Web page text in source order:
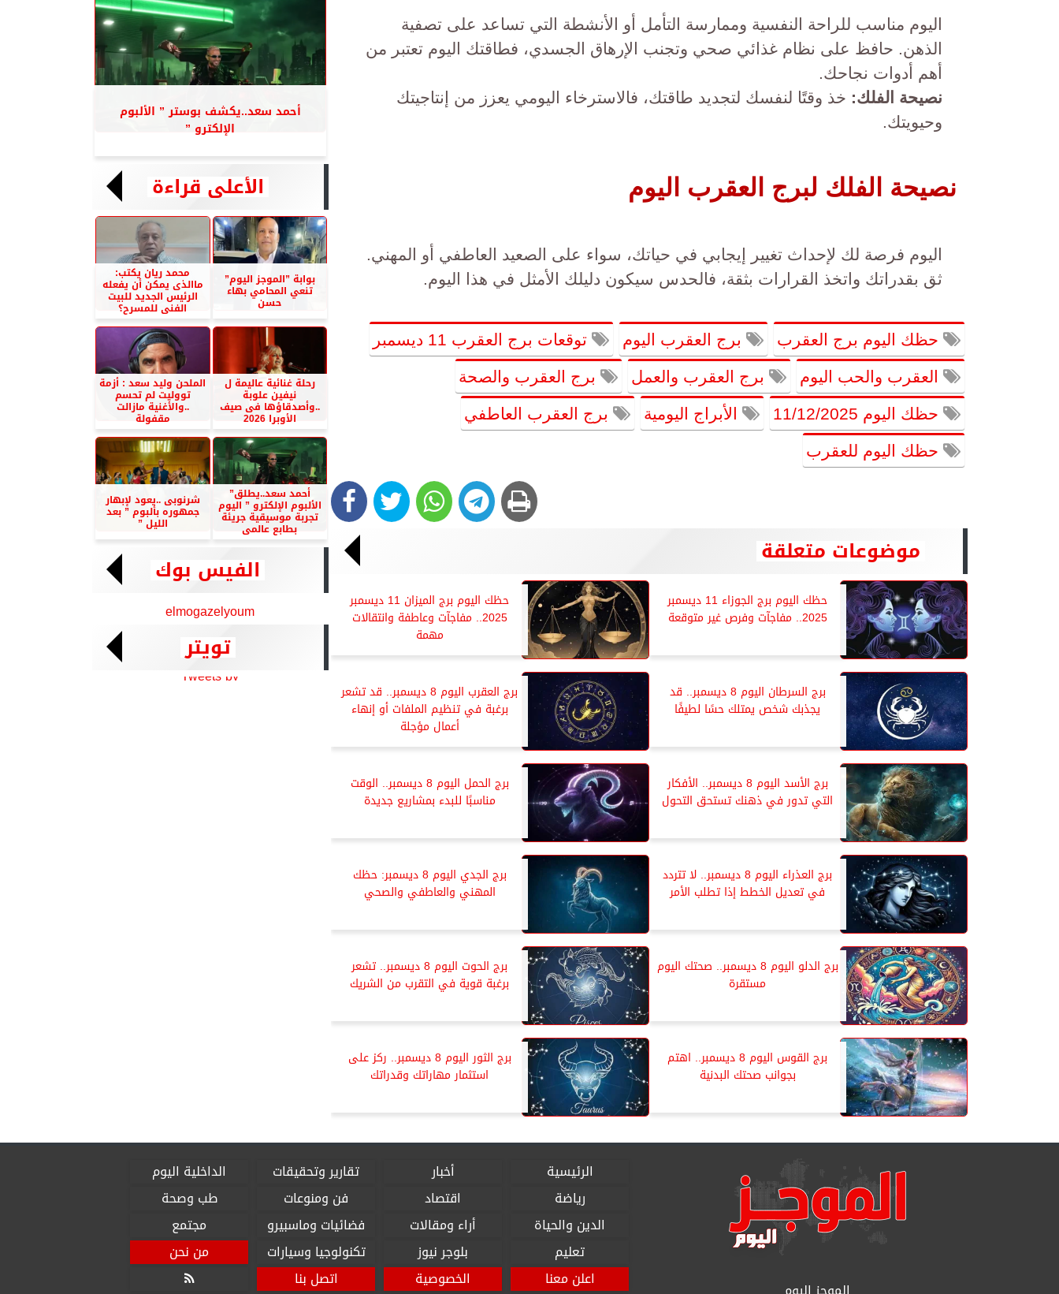
اليوم مناسب للراحة النفسية وممارسة التأمل أو الأنشطة التي تساعد على تصفية
الذهن. حافظ على نظام غذائي صحي وتجنب الإرهاق الجسدي، فطاقتك اليوم تعتبر من
أهم أدوات نجاحك.
نصيحة الفلك: خذ وقتًا لنفسك لتجديد طاقتك، فالاسترخاء اليومي يعزز من إنتاجيتك
وحيويتك.
نصيحة الفلك لبرج العقرب اليوم
اليوم فرصة لك لإحداث تغيير إيجابي في حياتك، سواء على الصعيد العاطفي أو المهني.
ثق بقدراتك واتخذ القرارات بثقة، فالحدس سيكون دليلك الأمثل في هذا اليوم.
حظك اليوم برج العقرب برج العقرب اليوم توقعات برج العقرب 11 ديسمبر
العقرب والحب اليوم برج العقرب والعمل برج العقرب والصحة
حظك اليوم 11/12/2025 الأبراج اليومية برج العقرب العاطفي
حظك اليوم للعقرب
موضوعات متعلقة
حظك اليوم برج الجوزاء 11 ديسمبر
2025.. مفاجآت وفرص غير متوقعة
حظك اليوم برج الميزان 11 ديسمبر
2025.. مفاجآت وعاطفة وانتقالات
مهمة
برج السرطان اليوم 8 ديسمبر.. قد
يجذبك شخص يمتلك حسًا لطيفًا
برج العقرب اليوم 8 ديسمبر.. قد تشعر
برغبة في تنظيم الملفات أو إنهاء
أعمال مؤجلة
برج الأسد اليوم 8 ديسمبر.. الأفكار
التي تدور في ذهنك تستحق التحول
برج الحمل اليوم 8 ديسمبر.. الوقت
مناسبًا للبدء بمشاريع جديدة
برج العذراء اليوم 8 ديسمبر.. لا تتردد
في تعديل الخطط إذا تطلب الأمر
برج الجدي اليوم 8 ديسمبر: حظك
المهني والعاطفي والصحي
برج الدلو اليوم 8 ديسمبر.. صحتك اليوم
مستقرة
برج الحوت اليوم 8 ديسمبر.. تشعر
برغبة قوية في التقرب من الشريك
برج القوس اليوم 8 ديسمبر.. اهتم
بجوانب صحتك البدنية
برج الثور اليوم 8 ديسمبر.. ركز على
استثمار مهاراتك وقدراتك
أحمد سعد..يكشف بوستر ” الألبوم
الإلكترو ”
الأعلى قراءة
بوابة ”الموجز اليوم”
تنعي المحامي بهاء
حسن
محمد ريان يكتب:
ماالذى يمكن أن يفعله
الرئيس الجديد للبيت
الفنى للمسرح؟
رحلة غنائية عاليمة ل
نيفين علوبة
..وأصدقاؤها فى صيف
الأوبرا 2026
الملحن وليد سعد : أزمة
تووليت لم تحسم
..والأغنية مازالت
مقفولة
أحمد سعد..يطلق”
الألبوم الإلكترو ” اليوم
تجربة موسيقية جريئة
بطابع عالمى
شرنوبى ..يعود لإبهار
جمهوره بألبوم ” بعد
الليل ”
الفيس بوك
elmogazelyoum
تويتر
Tweets by
الرئيسية أخبار تقارير وتحقيقات
الداخلية اليوم
رياضة
اقتصاد فن ومنوعات
طب وصحة
الدين والحياة
أراء ومقالات فضائيات وماسبيرو
مجتمع
تعليم
بلوجر نيوز تكنولوجيا وسيارات
من نحن
اعلن معنا
الخصوصية اتصل بنا
